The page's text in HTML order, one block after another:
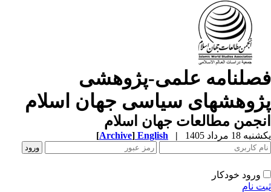
علمی-پژوهشی
سیاسی جهان اسلام
مطالعات جهان اسلام
18 مرداد 1405 |
English
[Archive]
ورود خودکار
نام